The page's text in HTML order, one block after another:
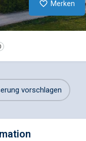
Merken
vorschlagen